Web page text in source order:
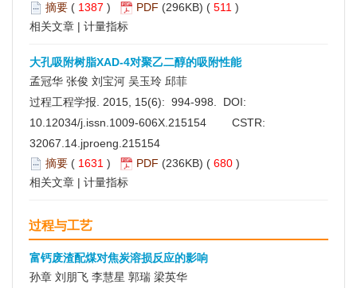
摘要 ( 1387 ) PDF (296KB) ( 511 )
相关文章 | 计量指标
大孔吸附树脂XAD-4对聚乙二醇的吸附性能
孟冠华 张俊 刘宝河 吴玉玲 邱菲
过程工程学报. 2015, 15(6): 994-998. DOI:
10.12034/j.issn.1009-606X.215154
CSTR:
32067.14.jproeng.215154
摘要 ( 1631 ) PDF (236KB) ( 680 )
相关文章 | 计量指标
过程与工艺
富钙废渣配煤对焦炭溶损反应的影响
孙章 刘朋飞 李慧星 郭瑞 梁英华